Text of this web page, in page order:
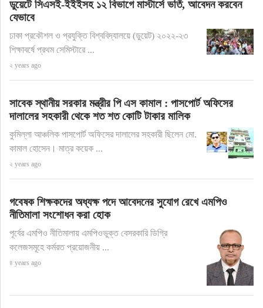
ডুয়েটে সিএসই-ইইইসহ ১২ বিভাগে মাস্টার্সে ভর্তি, আবেদন করবেন
যেভাবে
ঢাকা প্রকৌশল ও প্রযুক্তি বিশ্ববিদ্যালয়ে (ডুয়েট) ২০২২-২৩
শিক্ষাবর্ষে প্রথম সেমিস্টারে ...
২ years ago
সাবেক স্থানীয় সরকার মন্ত্রীর পি এস কামাল : পাসপোর্ট অফিসের
দালালের সহকারী থেকে শত শত কোটি টাকার মালিক
কুমিল্লা আঞ্চলিক পাসপোর্ট অফিসের দালালের সহকারী ছিলেন মো.
কামাল হোসেন। মাত্র কয়েক ...
২ years ago
গবেষক শিক্ষকদের অধ্যক্ষ পদে আবেদনের সুযোগ রেখে এমপিও
নীতিমালা সংশোধন করা হোক
পূর্বের এমপিও নীতিমালায় এমপিওভুক্ত বেসরকারি ডিগ্রি
কলেজসমূহে কর্মরত প্রয়োজনীয় ...
৪ years ago